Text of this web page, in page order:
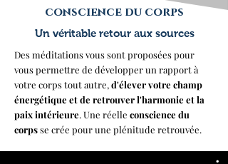
conscience du corps
Un véritable retour aux sources
Des méditations vous sont proposées pour
vous permettre de développer un rapport à
votre corps tout autre,d'élever votre champ
énergétique et de retrouver l'harmonie et la
paix intérieure. Une réelle conscience du
corpsse crée pour une plénitude retrouvée.